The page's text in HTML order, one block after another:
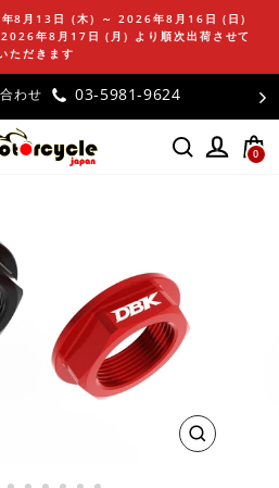
8月13日 (木) ～ 2026年8月16日 (日)
2026年8月17日 (月) より順次出荷させて
ただきます
わせ 03-5981-9624
0
閉